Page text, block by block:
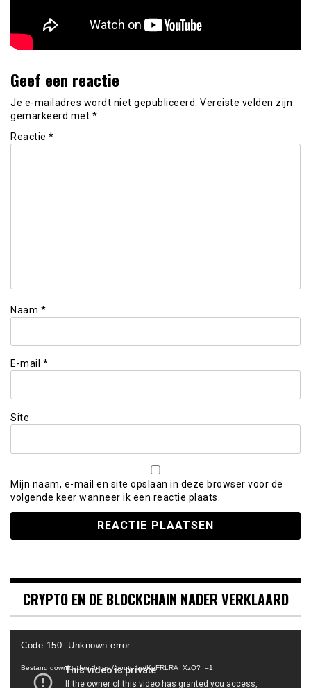
Geef een reactie
Je e-mailadres wordt niet gepubliceerd. Vereiste velden zijn
gemarkeerd met *
Reactie *
Naam *
E-mail *
Site
Mijn naam, e-mail en site opslaan in deze browser voor de
volgende keer wanneer ik een reactie plaats.
CRYPTO EN DE BLOCKCHAIN NADER VERKLAARD
Videospeler
Code 150: Unknown error.
Bestand downloaden: https://youtu.be/KeFRLRA_XzQ?_=1